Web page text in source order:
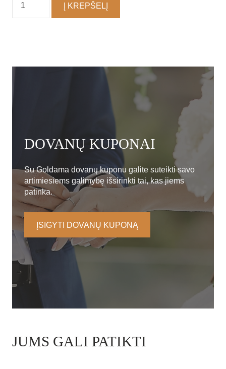
kiekis:
Auskarai
Į KREPŠELĮ
DOVANŲ KUPONAI
Su Goldama dovanų kuponu galite suteikti savo
artimiesiems galimybę išsirinkti tai, kas jiems
patinka.
ĮSIGYTI DOVANŲ KUPONĄ
JUMS GALI PATIKTI